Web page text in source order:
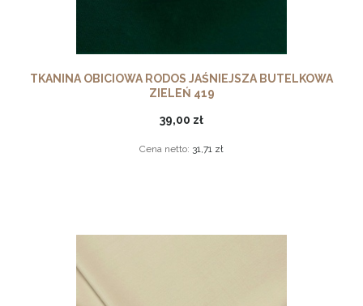
TKANINA OBICIOWA RODOS JAŚNIEJSZA BUTELKOWA
ZIELEŃ 419
39,00 zł
Cena netto: 31,71 zł